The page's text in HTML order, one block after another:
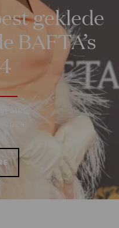
geklede
BAFTA’s
2024